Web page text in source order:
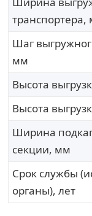
транспортера,
Шаг
мм
Высота
Высота
Ширина
секции, мм
Срок службы
органы), лет